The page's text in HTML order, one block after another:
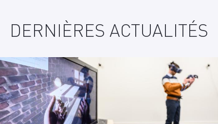
DERNIÈRES ACTUALITÉS